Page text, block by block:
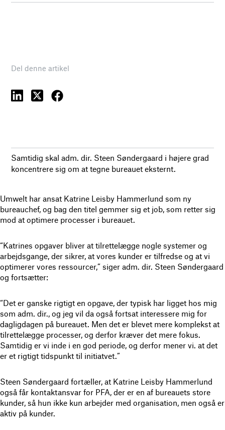
Del denne artikel
Samtidig skal adm. dir. Steen Søndergaard i højere grad
koncentrere sig om at tegne bureauet eksternt.
Umwelt har ansat Katrine Leisby Hammerlund som ny
bureauchef, og bag den titel gemmer sig et job, som retter sig
mod at optimere processer i bureauet.
“Katrines opgaver bliver at tilrettelægge nogle systemer og
arbejdsgange, der sikrer, at vores kunder er tilfredse og at vi
optimerer vores ressourcer,” siger adm. dir. Steen Søndergaard
og fortsætter:
“Det er ganske rigtigt en opgave, der typisk har ligget hos mig
som adm. dir., og jeg vil da også fortsat interessere mig for
dagligdagen på bureauet. Men det er blevet mere komplekst at
tilrettelægge processer, og derfor kræver det mere fokus.
Samtidig er vi inde i en god periode, og derfor mener vi. at det
er et rigtigt tidspunkt til initiatvet.”
Steen Søndergaard fortæller, at Katrine Leisby Hammerlund
også får kontaktansvar for PFA, der er en af bureauets store
kunder, så hun ikke kun arbejder med organisation, men også er
aktiv på kunder.